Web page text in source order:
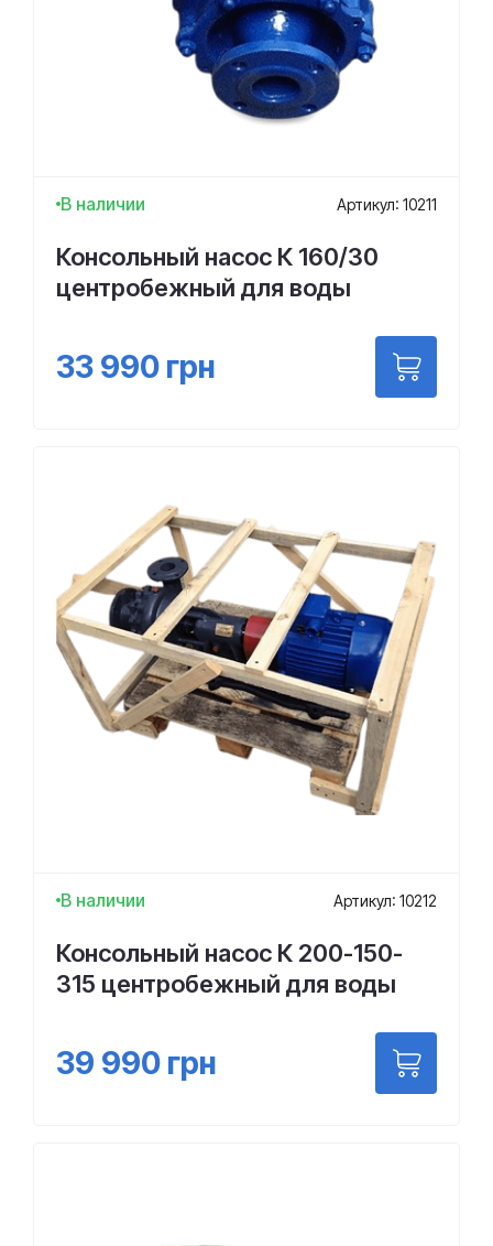
В наличии Артикул: 10211
Консольный насос К 160/30
центробежный для воды
33 990 грн
В наличии Артикул: 10212
Консольный насос К 200-150-
315 центробежный для воды
39 990 грн